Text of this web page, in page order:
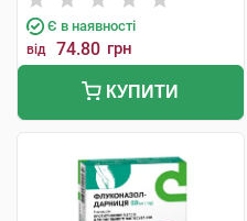
Є в наявності
від 74.80 грн
КУПИТИ